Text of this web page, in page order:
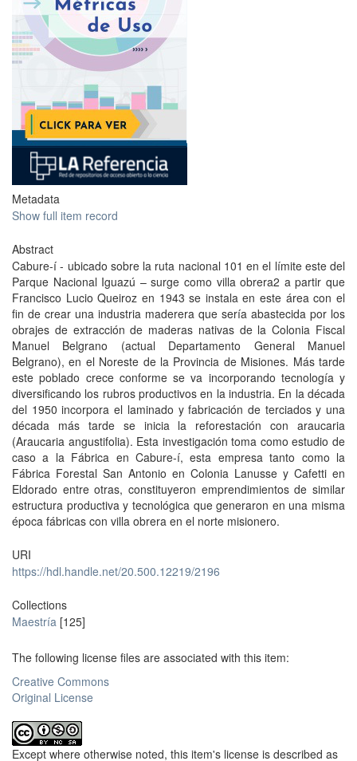
Metadata
Show full item record
Abstract
Cabure-í - ubicado sobre la ruta nacional 101 en el límite este del
Parque Nacional Iguazú – surge como villa obrera2 a partir que
Francisco Lucio Queiroz en 1943 se instala en este área con el
fin de crear una industria maderera que sería abastecida por los
obrajes de extracción de maderas nativas de la Colonia Fiscal
Manuel Belgrano (actual Departamento General Manuel
Belgrano), en el Noreste de la Provincia de Misiones. Más tarde
este poblado crece conforme se va incorporando tecnología y
diversificando los rubros productivos en la industria. En la década
del 1950 incorpora el laminado y fabricación de terciados y una
década más tarde se inicia la reforestación con araucaria
(Araucaria angustifolia). Esta investigación toma como estudio de
caso a la Fábrica en Cabure-í, esta empresa tanto como la
Fábrica Forestal San Antonio en Colonia Lanusse y Cafetti en
Eldorado entre otras, constituyeron emprendimientos de similar
estructura productiva y tecnológica que generaron en una misma
época fábricas con villa obrera en el norte misionero.
URI
https://hdl.handle.net/20.500.12219/2196
Collections
Maestría [125]
The following license files are associated with this item:
Creative Commons
Original License
Except where otherwise noted, this item's license is described as